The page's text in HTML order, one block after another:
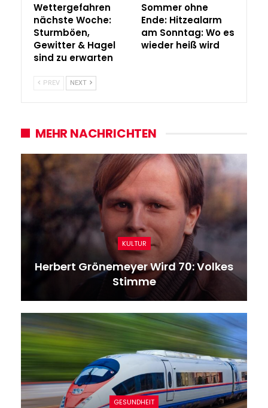
Wettergefahren
nächste Woche:
Sturmböen,
Gewitter & Hagel
sind zu erwarten
Sommer ohne
Ende: Hitzealarm
am Sonntag: Wo es
wieder heiß wird
PREV NEXT
MEHR NACHRICHTEN
KULTUR
Herbert Grönemeyer Wird 70: Volkes
Stimme
GESUNDHEIT